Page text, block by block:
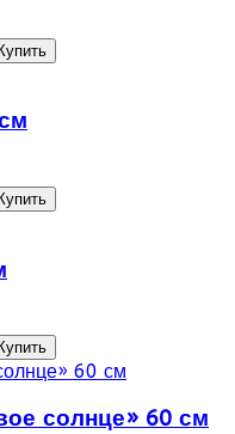
солнце» 60 см